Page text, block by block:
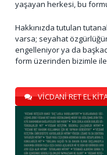
yaşayan herkesi, bu
Hakkınızda tutulan
varsa; seyahat
engelleniyor ya da
form üzerinden bizimle
VİCDANİ RET EL